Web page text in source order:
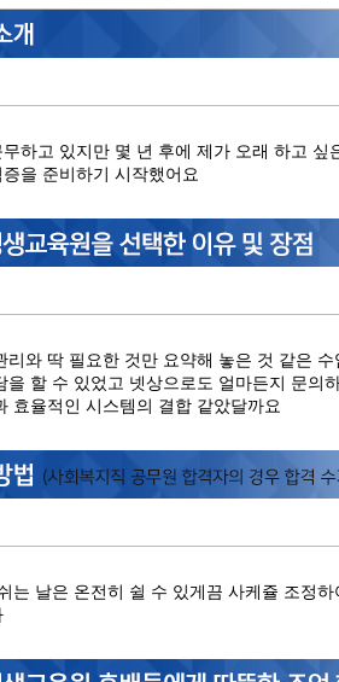
하고 있지만 몇 년 후에 제가 오래 하고
을 준비하기 시작했어요
리와 딱 필요한 것만 요약해 놓은 것 같은
을 할 수 있었고 넷상으로도 얼마든지 문의
효율적인 시스템의 결합 같았달까요
는 날은 온전히 쉴 수 있게끔 사케쥴 조정